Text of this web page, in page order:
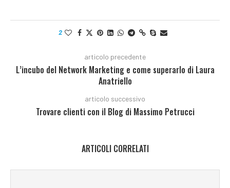
2
articolo precedente
L’incubo del Network Marketing e come superarlo di Laura
Anatriello
articolo successivo
Trovare clienti con il Blog di Massimo Petrucci
ARTICOLI CORRELATI